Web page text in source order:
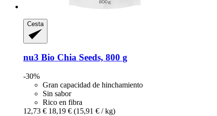
Cesta
nu3 Bio Chia Seeds, 800 g
-30%
Gran capacidad de hinchamiento
Sin sabor
Rico en fibra
12,73 € 18,19 € (15,91 € / kg)